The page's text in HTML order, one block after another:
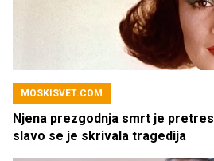
MOSKISVET.COM
Njena prezgodnja smrt je
slavo se je skrivala tragedija